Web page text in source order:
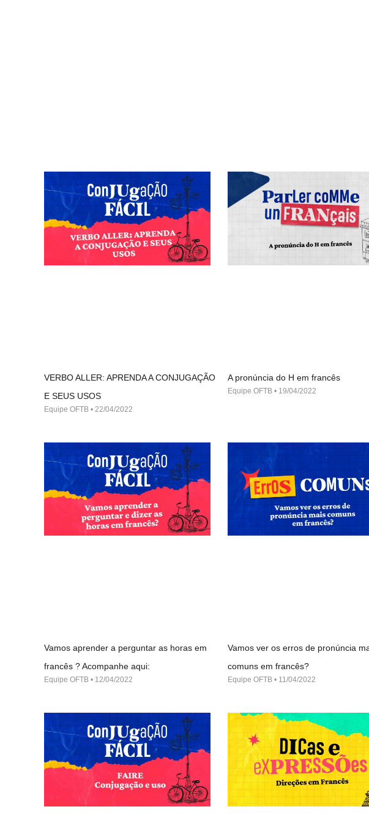
VERBO ALLER: APRENDA A CONJUGAÇÃO
E SEUS USOS
Equipe OFTB 22/04/2022
A pronúncia do H em francês
Equipe OFTB 19/04/2022
Vamos aprender a perguntar as horas em
francês ? Acompanhe aqui:
Equipe OFTB 12/04/2022
Vamos ver os erros de pronúncia
comuns em francês?
Equipe OFTB 11/04/2022